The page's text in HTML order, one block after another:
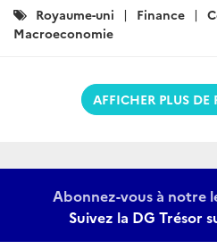
Catégories
:
Royaume-uni Finance
Macroeconomie
AFFICHER PLUS
Abonnez-vous à
Suivez la DG Trésor